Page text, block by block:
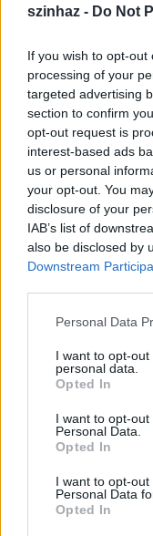
szinhaz - Do Not
If you wish to opt-
processing of your
targeted advertising
section to confirm
opt-out request is
interest-based ads
us or personal
your opt-out. You
disclosure of your
IAB’s list of
also be disclosed by
Downstream
Please note that this
not limited to your
grant or deny
use your data for
consent section.
Personal Data
I want to opt-
personal data.
Opted In
I want to opt-
Personal Data.
Opted In
I want to opt-
Personal Data
Opted In
részletekkel
filmhez
készülhetett el a
főszereplőket,
koreográfust
Magyarországról
saját magát - a
egyetemista), aki
operatőrnek, a